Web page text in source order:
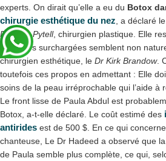
experts. On dirait qu’elle a eu du Botox
chirurgie esthétique du nez , a déclaré le
DeLuca-Pytell, chirurgien plastique. Elle
ses joues surchargées semblent non
chirurgien esthétique, le Dr Kirk Brandow.
toutefois ces propos en admettant : Elle
soins de la peau irréprochable qui l’aide à
Le front lisse de Paula Abdul est
Botox, a-t-elle déclaré. Le coût estimé des
antirides est de 500 $. En ce qui
chanteuse, Le Dr Hadeed a observé que
de Paula semble plus complète, ce qui,